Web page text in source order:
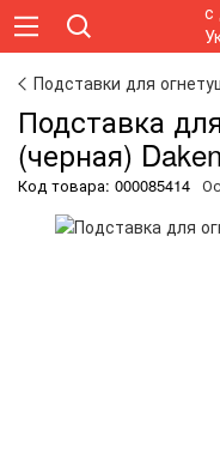
Подставки для
Подставка
(черная)
Код товара: 000085414